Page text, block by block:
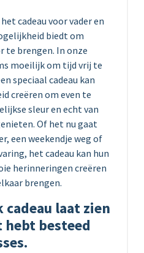
cadeau voor vader en
biedt om
te brengen. In onze
moeilijk om tijd vrij te
speciaal cadeau kan
creëren om even te
sleur en echt van
Of het nu gaat
een weekendje weg of
het cadeau kan hun
herinneringen creëren
brengen.
laat zien
hebt besteed